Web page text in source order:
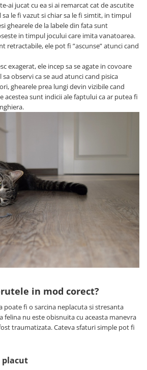
Pisici
ai jucat cu ea si ai remarcat cat de ascutite
le fi vazut si chiar sa le fi simtit, in timpul
ghearele de la labele din fata sunt
in timpul jocului care imita vanatoarea.
retractabile, ele pot fi ”ascunse” atunci cand
exagerat, ele incep sa se agate in covoare
sa observi ca se aud atunci cand pisica
ghearele prea lungi devin vizibile cand
acestea sunt indicii ale faptului ca ar putea fi
in mod corect?
poate fi o sarcina neplacuta si stresanta
felina nu este obisnuita cu aceasta manevra
traumatizata. Cateva sfaturi simple pot fi
placut